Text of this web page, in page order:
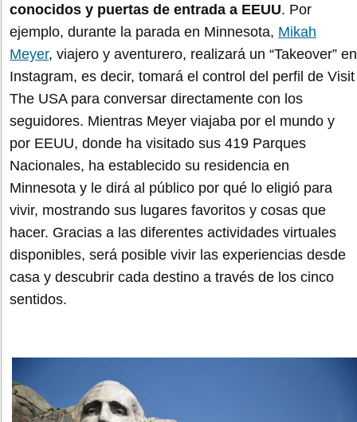
conocidos y puertas de entrada a EEUU. Por
ejemplo, durante la parada en Minnesota, Mikah
Meyer, viajero y aventurero, realizará un “Takeover” en
Instagram, es decir, tomará el control del perfil de Visit
The USA para conversar directamente con los
seguidores. Mientras Meyer viajaba por el mundo y
por EEUU, donde ha visitado sus 419 Parques
Nacionales, ha establecido su residencia en
Minnesota y le dirá al público por qué lo eligió para
vivir, mostrando sus lugares favoritos y cosas que
hacer. Gracias a las diferentes actividades virtuales
disponibles, será posible vivir las experiencias desde
casa y descubrir cada destino a través de los cinco
sentidos.